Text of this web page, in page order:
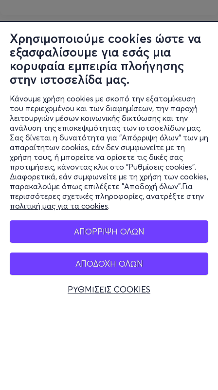
Χρησιμοποιούμε cookies ώστε να
εξασφαλίσουμε για εσάς μια
κορυφαία εμπειρία πλοήγησης
στην ιστοσελίδα μας.
Κάνουμε χρήση cookies με σκοπό την εξατομίκευση
του περιεχομένου και των διαφημίσεων, την παροχή
λειτουργιών μέσων κοινωνικής δικτύωσης και την
ανάλυση της επισκεψιμότητας των ιστοσελίδων μας.
Σας δίνεται η δυνατότητα για "Απόρριψη όλων" των μη
απαραίτητων cookies, εάν δεν συμφωνείτε με τη
χρήση τους, ή μπορείτε να ορίσετε τις δικές σας
προτιμήσεις, κάνοντας κλικ στο "Ρυθμίσεις cookies".
Διαφορετικά, εάν συμφωνείτε με τη χρήση των cookies,
παρακαλούμε όπως επιλέξετε "Αποδοχή όλων".Για
περισσότερες σχετικές πληροφορίες, ανατρέξτε στην
πολιτική μας για τα cookies.
ΑΠΟΡΡΙΨΗ ΟΛΩΝ
ΑΠΟΔΟΧΗ ΟΛΩΝ
ΡΥΘΜΙΣΕΙΣ COOKIES
Πληροφορίες
Υποστήριξη
Stay Connected
Mobile app